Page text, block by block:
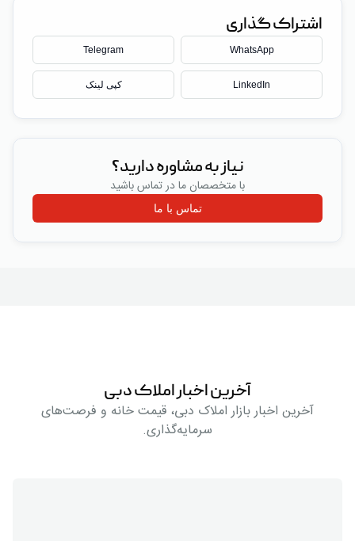
اشتراک گذاری
WhatsApp
Telegram
LinkedIn کپی لینک
نیاز به مشاوره دارید؟
با متخصصان ما در تماس باشید
تماس با ما
آخرین اخبار املاک دبی
آخرین اخبار بازار املاک دبی، قیمت خانه و فرصت‌های
سرمایه‌گذاری.